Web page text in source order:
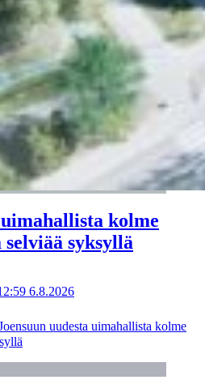
kolme
syksyllä
6.8.2026
uudesta uimahallista kolme